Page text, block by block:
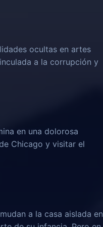
ocultas en artes
a la corrupción y
en una dolorosa
Chicago y visitar el
a la casa aislada en